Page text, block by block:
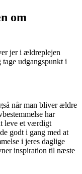
om
jer i ældreplejen
udgangspunkt i
når man bliver ældre
har
leve et værdigt
godt i gang med at
i jeres daglige
inspiration til næste